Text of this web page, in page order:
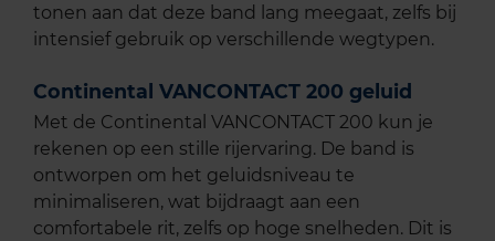
tonen aan dat deze band lang meegaat, zelfs bij
intensief gebruik op verschillende wegtypen.
Continental VANCONTACT 200 geluid
Met de Continental VANCONTACT 200 kun je
rekenen op een stille rijervaring. De band is
ontworpen om het geluidsniveau te
minimaliseren, wat bijdraagt aan een
comfortabele rit, zelfs op hoge snelheden. Dit is